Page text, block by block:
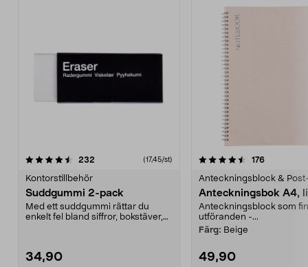
232 (17,45/st)
Kontorstillbehör
Suddgummi 2-pack
Med ett suddgummi rättar du
enkelt fel bland siffror, bokstäver,
34,90
4.5 av 5 stjärnor 176
Anteckningsblock &
Anteckningsbok A4,
Anteckningsblock som
utföranden -...
Färg: Beige
49,90
4.5 av 5 stjärnor